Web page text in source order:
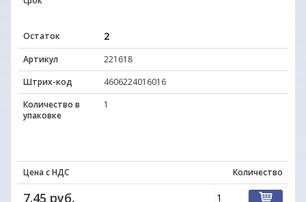
Остаток 2
Артикул
221618
Штрих-код
4606224016016
Количество в
упаковке
1
Цена с НДС Количество
7.45 руб.